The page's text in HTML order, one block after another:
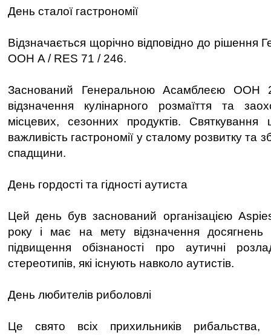
День сталої гастрономії
Відзначається щорічно відповідно до рішення
ООН A / RES 71 / 246.
Заснований Генеральною Асамблеєю ООН
відзначення кулінарного розмаїття та
місцевих, сезонних продуктів.
важливість гастрономії у сталому розвитку та
спадщини.
День гордості та гідності аутиста
Цей день був заснований організацією
року і має на мету відзначення
підвищення обізнаності про аутичні
стереотипів, які існують навколо аутистів.
День любителів риболовлі
Це свято всіх прихильників рибальства,